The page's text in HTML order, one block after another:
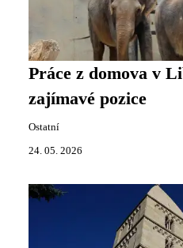
Práce z domova v
zajímavé pozice
Ostatní
24. 05. 2026